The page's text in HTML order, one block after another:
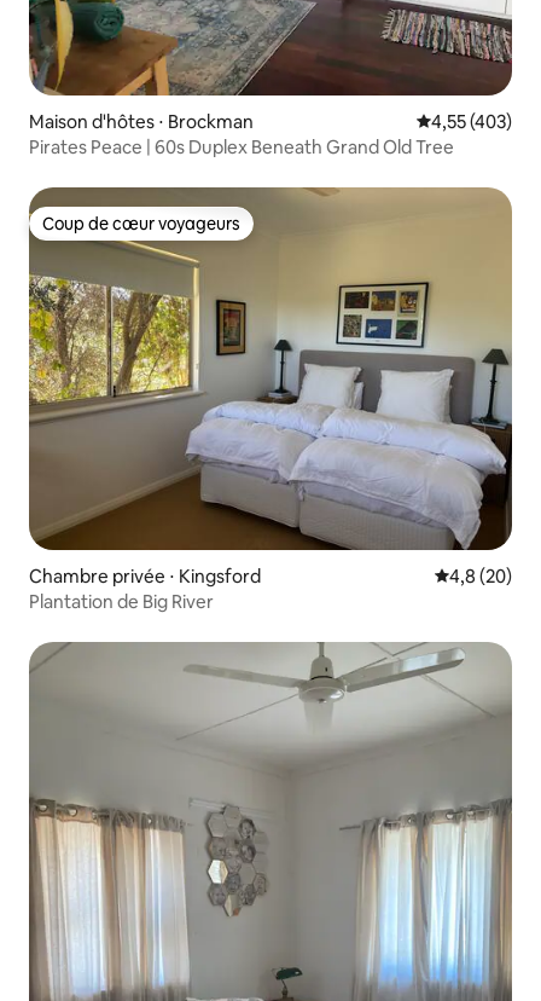
Maison d'hôtes ⋅ Brockman Évaluation
4,55 (403)
Pirates Peace | 60s Duplex Beneath Grand Old Tree
Coup de cœur voyageurs
Coup de cœur voyageurs
Chambre privée ⋅ Kingsford Évaluation
4,8 (20)
Plantation de Big River